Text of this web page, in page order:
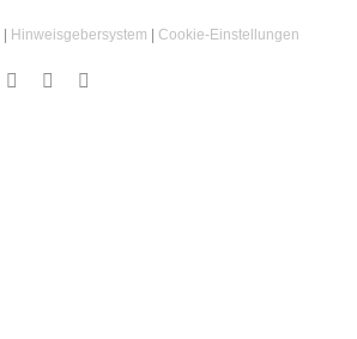
| Hinweisgebersystem | Cookie‑Einstellungen
InstagramFacebook